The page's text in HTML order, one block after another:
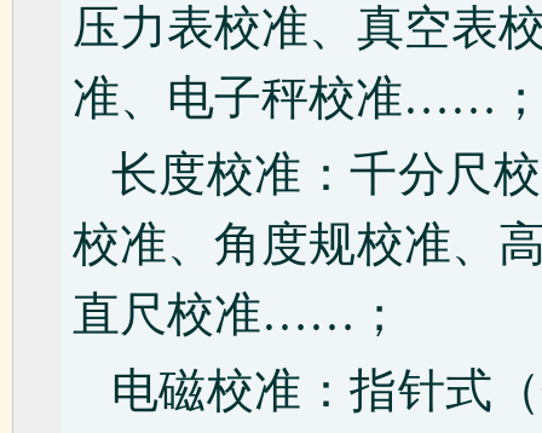
压力表校准、真空表
准、电子秤校准……
长度校准：千分尺
校准、角度规校准、
直尺校准……；
电磁校准：指针式